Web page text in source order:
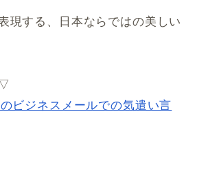
現する、日本ならではの美しい
ビジネスメールでの気遣い言